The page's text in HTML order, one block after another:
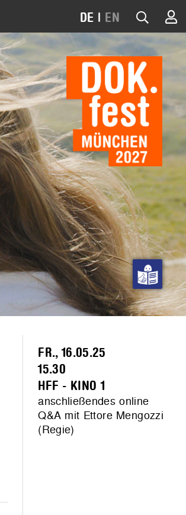
DE | EN
FR., 16.05.25
15.30
HFF - KINO 1
anschließendes online
Q&A mit Ettore Mengozzi
(Regie)